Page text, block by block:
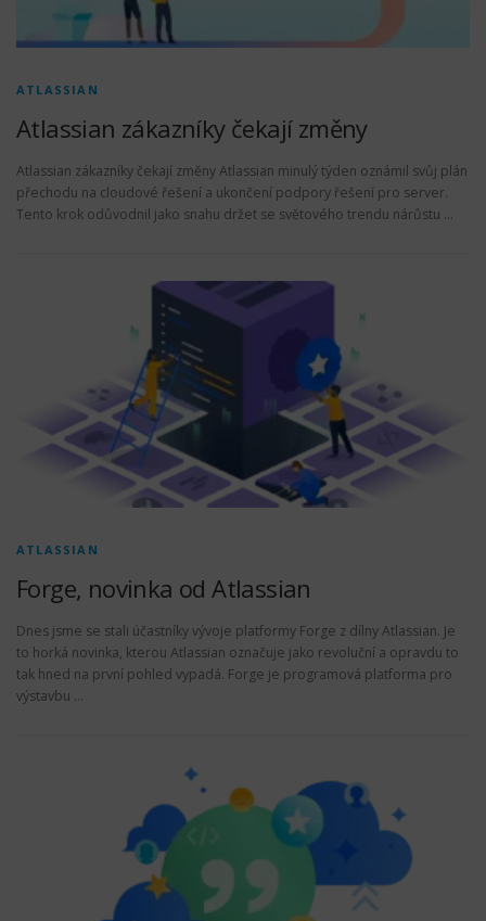
ATLASSIAN
Atlassian zákazníky čekají změny
Atlassian zákazníky čekají změny Atlassian minulý týden oznámil svůj plán
přechodu na cloudové řešení a ukončení podpory řešení pro server.
Tento krok odůvodnil jako snahu držet se světového trendu nárůstu …
ATLASSIAN
Forge, novinka od Atlassian
Dnes jsme se stali účastníky vývoje platformy Forge z dílny Atlassian. Je
to horká novinka, kterou Atlassian označuje jako revoluční a opravdu to
tak hned na první pohled vypadá. Forge je programová platforma pro
výstavbu …